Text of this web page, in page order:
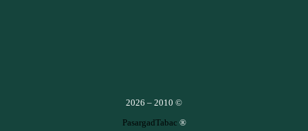
© 2010 – 2026
®
PasargadTabac